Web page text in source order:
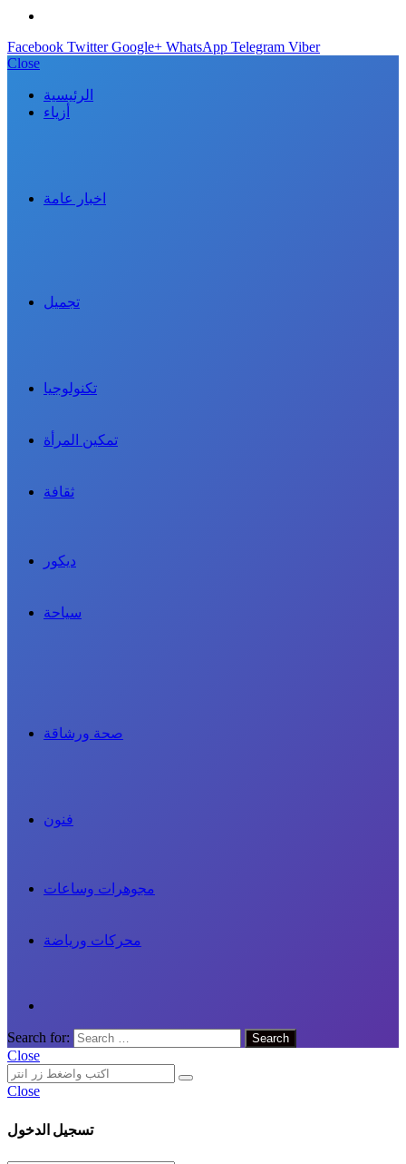
Facebook Twitter Google+ WhatsApp Telegram Viber
Close
الرئيسية
أزياء
اخبار عامة
تجميل
تكنولوجيا
تمكين المرأة
ثقافة
ديكور
سياحة
صحة ورشاقة
فنون
مجوهرات وساعات
محركات ورياضة
Search for:
Close
Close
تسجيل الدخول